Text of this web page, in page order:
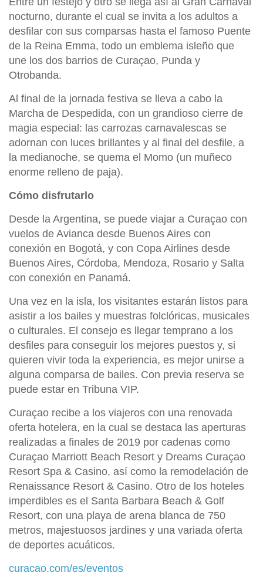
nocturno, durante el cual se invita a los adultos a
desfilar con sus comparsas hasta el famoso Puente
de la Reina Emma, todo un emblema isleño que
une los dos barrios de Curaçao, Punda y
Otrobanda.
Al final de la jornada festiva se lleva a cabo la
Marcha de Despedida, con un grandioso cierre de
magia especial: las carrozas carnavalescas se
adornan con luces brillantes y al final del desfile, a
la medianoche, se quema el Momo (un muñeco
enorme relleno de paja).
Cómo disfrutarlo
Desde la Argentina, se puede viajar a Curaçao con
vuelos de Avianca desde Buenos Aires con
conexión en Bogotá, y con Copa Airlines desde
Buenos Aires, Córdoba, Mendoza, Rosario y Salta
con conexión en Panamá.
Una vez en la isla, los visitantes estarán listos para
asistir a los bailes y muestras folclóricas, musicales
o culturales. El consejo es llegar temprano a los
desfiles para conseguir los mejores puestos y, si
quieren vivir toda la experiencia, es mejor unirse a
alguna comparsa de bailes. Con previa reserva se
puede estar en Tribuna VIP.
Curaçao recibe a los viajeros con una renovada
oferta hotelera, en la cual se destaca las aperturas
realizadas a finales de 2019 por cadenas como
Curaçao Marriott Beach Resort y Dreams Curaçao
Resort Spa & Casino, así como la remodelación de
Renaissance Resort & Casino. Otro de los hoteles
imperdibles es el Santa Barbara Beach & Golf
Resort, con una playa de arena blanca de 750
metros, majestuosos jardines y una variada oferta
de deportes acuáticos.
curacao.com/es/eventos